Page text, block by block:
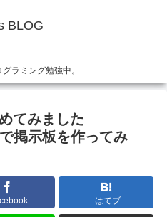
BLOG
ラミング勉強中。
てみました
掲示板を作ってみ
はてブ